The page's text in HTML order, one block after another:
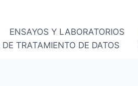
ENSAYOS Y LABORATORIOS
TRATAMIENTO DE DATOS